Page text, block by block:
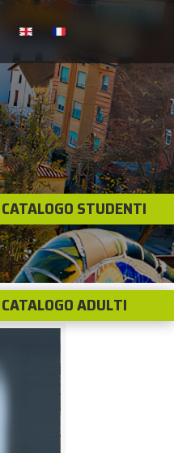
CATALOGO STUDENTI
CATALOGO ADULTI